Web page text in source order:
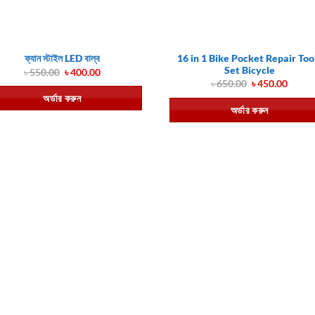
ফ্যান স্টাইল LED বাল্ব
৳550.00 Original
was:
৳ 550.00.
৳400.00Current
is:
৳ 400.00.
অর্ডার করুন
16 in 1 Bike Pocket Repair
Set Bicycle
৳650.00 Original
was:
৳ 650.00.
৳450.00
is:
৳
অর্ডার করুন